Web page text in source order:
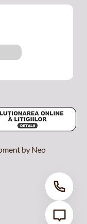
by Neo